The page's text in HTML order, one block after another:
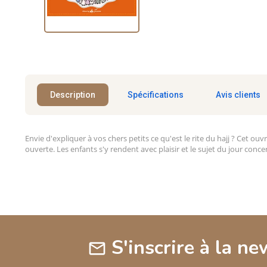
Description Spécifications Avis clients
Envie d'expliquer à vos chers petits ce qu'est le rite du hajj ? Cet
ouverte. Les enfants s'y rendent avec plaisir et le sujet du jour
mail S'inscrire à la